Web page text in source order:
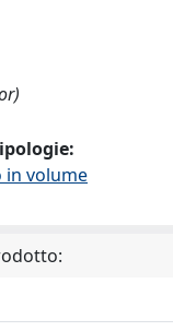
in volume